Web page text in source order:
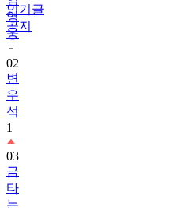
인기글
공지
영
웅
02
변
우
석
1
03
금
타
는